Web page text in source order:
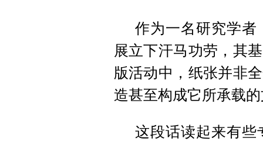
作为一名研究学者
展立下汗马功劳，其
版活动中，纸张并非
造甚至构成它所承载
这段话读起来有些